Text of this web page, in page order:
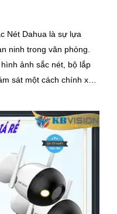
Nét Dahua là sự lựa
ninh trong văn phòng.
ảnh sắc nét, bộ lắp
sát một cách chính xác